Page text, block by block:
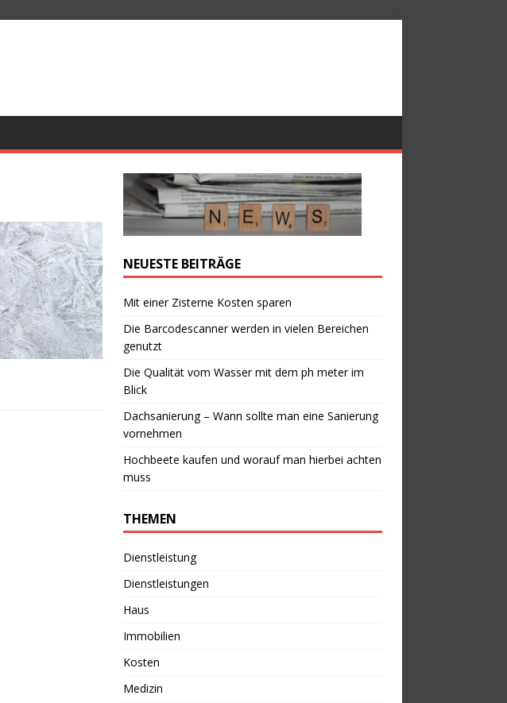
NEUESTE BEITRÄGE
Mit einer Zisterne Kosten sparen
Die Barcodescanner werden in vielen Bereichen
genutzt
Die Qualität vom Wasser mit dem ph meter im
Blick
Dachsanierung – Wann sollte man eine Sanierung
vornehmen
Hochbeete kaufen und worauf man hierbei achten
muss
THEMEN
Dienstleistung
Dienstleistungen
Haus
Immobilien
Kosten
Medizin